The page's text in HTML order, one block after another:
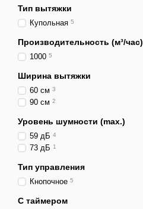
Тип вытяжки
Купольная 5
Производительность (м³/час)
1000 5
Ширина вытяжки
60 см 3
90 см 2
Уровень шумности (max.)
59 дБ 4
73 дБ 1
Тип управления
Кнопочное 5
С таймером